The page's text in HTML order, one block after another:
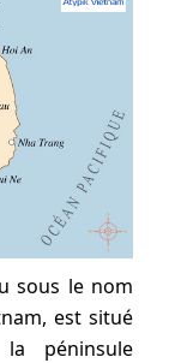
sous le nom
est situé
péninsule